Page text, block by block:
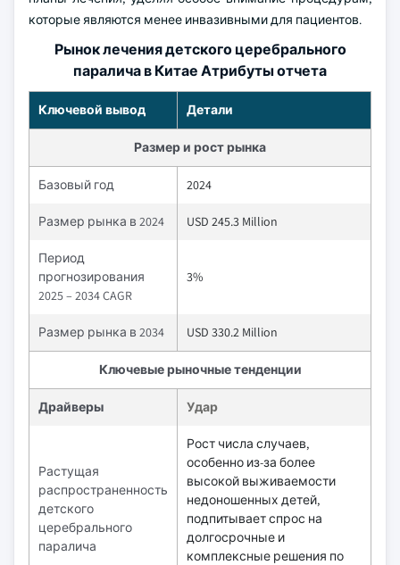
которые являются менее инвазивными для пациентов.
Рынок лечения детского церебрального
паралича в Китае Атрибуты отчета
Ключевой вывод Детали
Размер и рост рынка
Базовый год 2024
Размер рынка в 2024 USD 245.3 Million
Период
прогнозирования
2025 – 2034 CAGR
3%
Размер рынка в 2034 USD 330.2 Million
Ключевые рыночные тенденции
Драйверы Удар
Растущая
распространенность
детского
церебрального
паралича
Рост числа случаев,
особенно из-за более
высокой выживаемости
недоношенных детей,
подпитывает спрос на
долгосрочные и
комплексные решения по